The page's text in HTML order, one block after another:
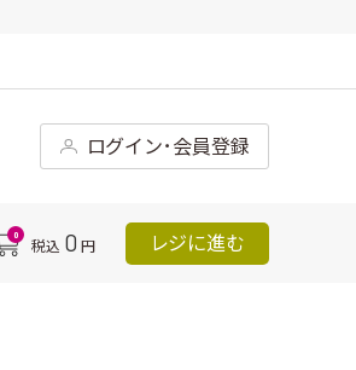
ログイン･会員登録
0
税込 0 円 レジに進む